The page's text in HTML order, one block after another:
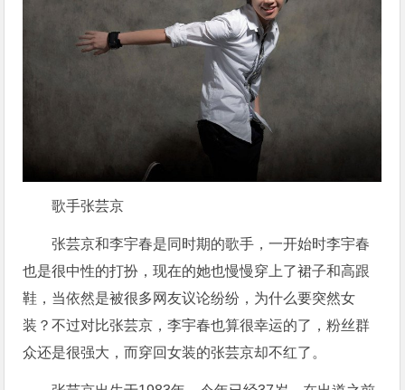
歌手张芸京
张芸京和李宇春是同时期的歌手，一开始时李宇春
也是很中性的打扮，现在的她也慢慢穿上了裙子和高跟
鞋，当依然是被很多网友议论纷纷，为什么要突然女
装？不过对比张芸京，李宇春也算很幸运的了，粉丝群
众还是很强大，而穿回女装的张芸京却不红了。